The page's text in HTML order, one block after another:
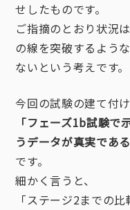
せしたものです。
ご指摘のとおり状況
の線を突破するよう
ないという考えです。
今回の試験の建て付け
「フェーズ1b試験で
うデータが真実であ
です。
細かく言うと、
「ステージ2までの